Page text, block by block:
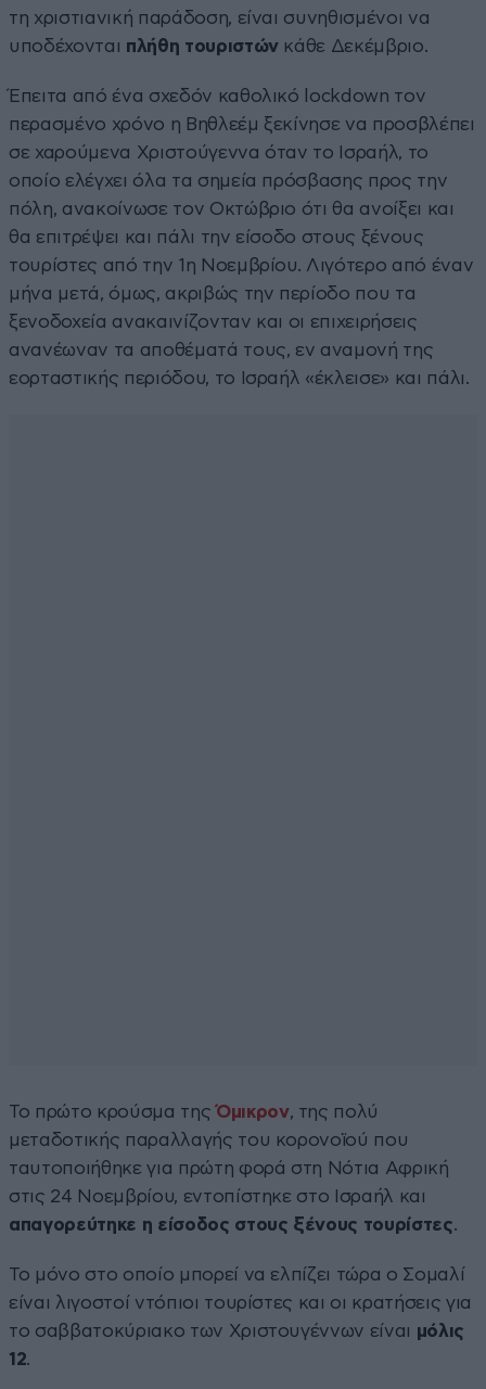
τη χριστιανική παράδοση, είναι συνηθισμένοι να
υποδέχονται πλήθη τουριστώνκάθε Δεκέμβριο.
Έπειτα από ένα σχεδόν καθολικό lockdown τον
περασμένο χρόνο η Βηθλεέμ ξεκίνησε να προσβλέπει
σε χαρούμενα Χριστούγεννα όταν το Ισραήλ, το
οποίο ελέγχει όλα τα σημεία πρόσβασης προς την
πόλη, ανακοίνωσε τον Οκτώβριο ότι θα ανοίξει και
θα επιτρέψει και πάλι την είσοδο στους ξένους
τουρίστες από την 1η Νοεμβρίου. Λιγότερο από έναν
μήνα μετά, όμως, ακριβώς την περίοδο που τα
ξενοδοχεία ανακαινίζονταν και οι επιχειρήσεις
ανανέωναν τα αποθέματά τους, εν αναμονή της
εορταστικής περιόδου, το Ισραήλ «έκλεισε» και πάλι.
Το πρώτο κρούσμα τηςΌμικρον, της πολύ
μεταδοτικής παραλλαγής του κορονοϊού που
ταυτοποιήθηκε για πρώτη φορά στη Νότια Αφρική
στις 24 Νοεμβρίου, εντοπίστηκε στο Ισραήλ και
απαγορεύτηκε η είσοδος στους ξένους τουρίστες.
Το μόνο στο οποίο μπορεί να ελπίζει τώρα ο Σομαλί
είναι λιγοστοί ντόπιοι τουρίστες και οι κρατήσεις για
το σαββατοκύριακο των Χριστουγέννων είναι μόλις
12.